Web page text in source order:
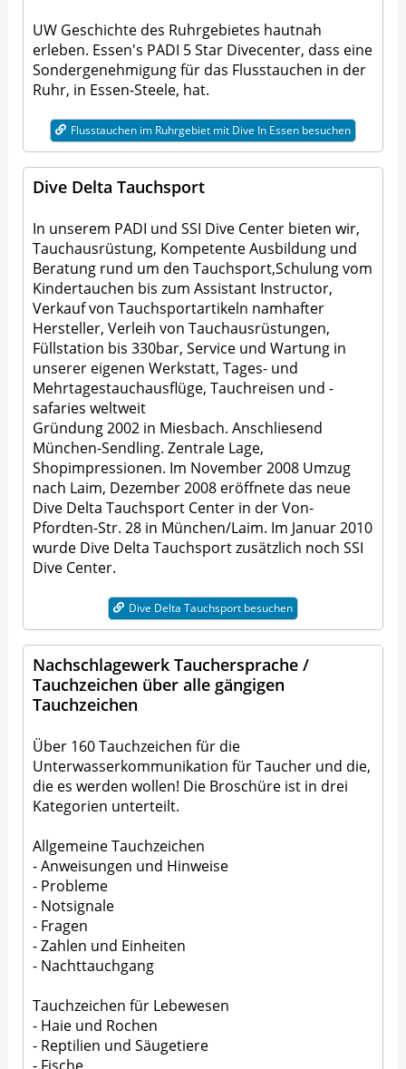
UW Geschichte des Ruhrgebietes hautnah
erleben. Essen's PADI 5 Star Divecenter, dass eine
Sondergenehmigung für das Flusstauchen in der
Ruhr, in Essen-Steele, hat.
Flusstauchen im Ruhrgebiet mit Dive In Essen besuchen
Dive Delta Tauchsport
In unserem PADI und SSI Dive Center bieten wir,
Tauchausrüstung, Kompetente Ausbildung und
Beratung rund um den Tauchsport,Schulung vom
Kindertauchen bis zum Assistant Instructor,
Verkauf von Tauchsportartikeln namhafter
Hersteller, Verleih von Tauchausrüstungen,
Füllstation bis 330bar, Service und Wartung in
unserer eigenen Werkstatt, Tages- und
Mehrtagestauchausflüge, Tauchreisen und -
safaries weltweit
Gründung 2002 in Miesbach. Anschliesend
München-Sendling. Zentrale Lage,
Shopimpressionen. Im November 2008 Umzug
nach Laim, Dezember 2008 eröffnete das neue
Dive Delta Tauchsport Center in der Von-
Pfordten-Str. 28 in München/Laim. Im Januar 2010
wurde Dive Delta Tauchsport zusätzlich noch SSI
Dive Center.
Dive Delta Tauchsport besuchen
Nachschlagewerk Tauchersprache /
Tauchzeichen über alle gängigen
Tauchzeichen
Über 160 Tauchzeichen für die
Unterwasserkommunikation für Taucher und die,
die es werden wollen! Die Broschüre ist in drei
Kategorien unterteilt.
Allgemeine Tauchzeichen
- Anweisungen und Hinweise
- Probleme
- Notsignale
- Fragen
- Zahlen und Einheiten
- Nachttauchgang
Tauchzeichen für Lebewesen
- Haie und Rochen
- Reptilien und Säugetiere